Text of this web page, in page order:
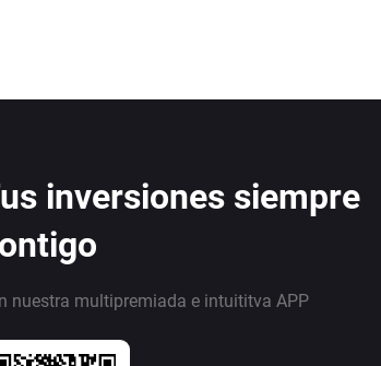
inversiones siempre
nuestra multipremiada e intuititva APP